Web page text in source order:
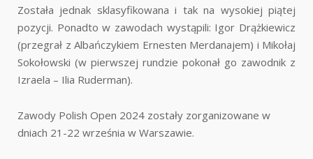
Została jednak sklasyfikowana i tak na wysokiej piątej
pozycji. Ponadto w zawodach wystąpili: Igor Drążkiewicz
(przegrał z Albańczykiem Ernesten Merdanajem) i Mikołaj
Sokołowski (w pierwszej rundzie pokonał go zawodnik z
Izraela – Ilia Ruderman).
Zawody Polish Open 2024 zostały zorganizowane w
dniach 21-22 września w Warszawie.